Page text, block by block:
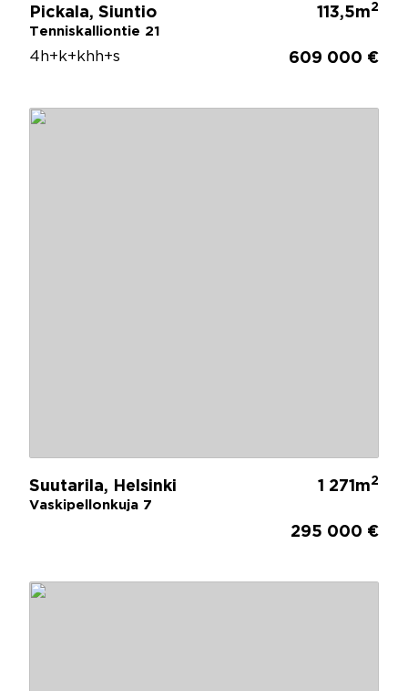
Pickala, Siuntio
Tenniskalliontie 21
113,5m2
4h+k+khh+s 609 000 €
Suutarila, Helsinki
Vaskipellonkuja 7
1 271m2
295 000 €